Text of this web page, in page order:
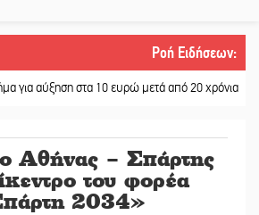
Ροή Ειδήσεων:
αύξηση στα 10 ευρώ μετά από 20 χρόνια || «Για
Αθήνας – Σπάρτης
του φορέα
2034»